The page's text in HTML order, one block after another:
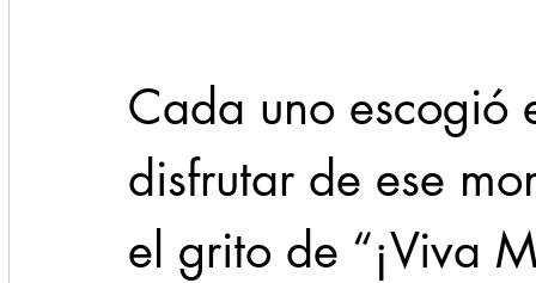
Cada uno
disfrutar de ese
el grito de “¡Viva